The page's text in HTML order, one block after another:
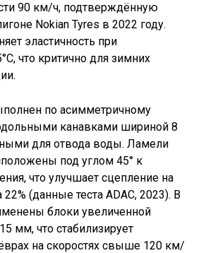
90 км/ч, подтверждённую
Nokian Tyres в 2022 году.
эластичность при
что критично для зимних
по асимметричному
канавками шириной 8
для отвода воды. Ламели
под углом 45° к
что улучшает сцепление на
(данные теста ADAC, 2023). В
блоки увеличенной
мм, что стабилизирует
на скоростях свыше 120 км/